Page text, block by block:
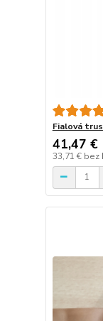
Fialová
41,47 €
33,71 € bez